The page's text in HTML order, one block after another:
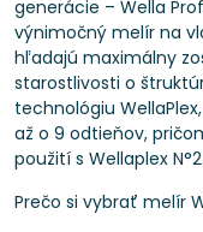
generácie – Wella
výnimočný melír na
hľadajú maximálny
starostlivosti o
technológiu
až o 9 odtieňov,
použití s Wellaplex N°2.
Prečo si vybrať melír